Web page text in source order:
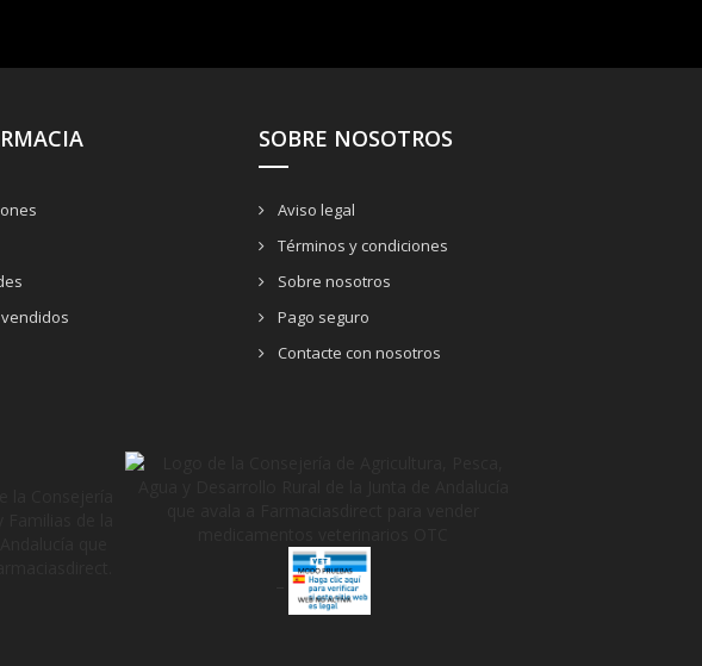
SOBRE NOSOTROS
Aviso legal
Términos y condiciones
Sobre nosotros
Pago seguro
Contacte con nosotros